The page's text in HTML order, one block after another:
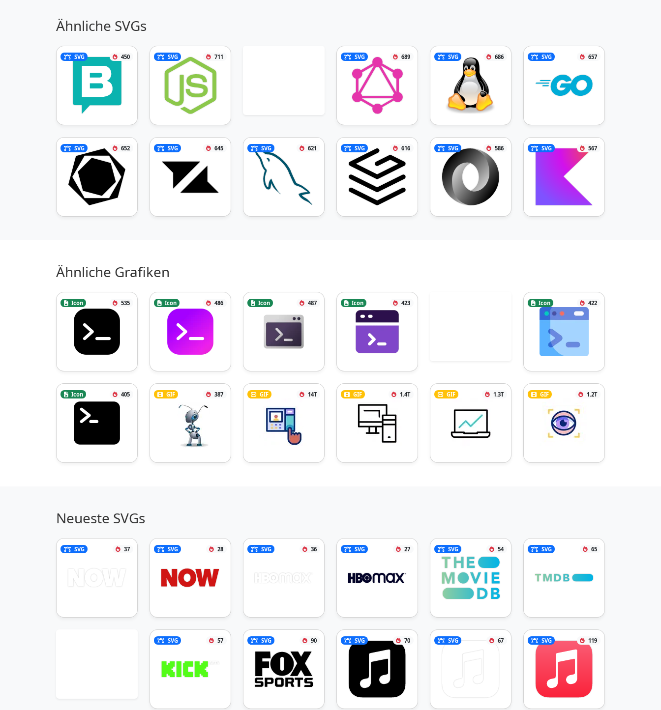
Ähnliche SVGs
SVG 450 SVG 711 SVG 689 SVG 686 SVG 657
SVG 652 SVG 645 SVG 621 SVG 616 SVG 586 SVG 567
Ähnliche Grafiken
Icon 535 Icon 486 Icon 487 Icon 423 Icon 422
Icon 405 GIF 387 GIF 14T GIF 1.4T GIF 1.3T GIF 1.2T
Neueste SVGs
SVG 37 SVG 28 SVG 36 SVG 27 SVG 54 SVG 65
SVG 57 SVG 90 SVG 70 SVG 67 SVG 119